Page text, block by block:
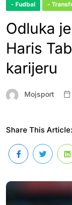
- Fudbal -
Odluka
Haris
karijeru
Mojsport
Share This Article: